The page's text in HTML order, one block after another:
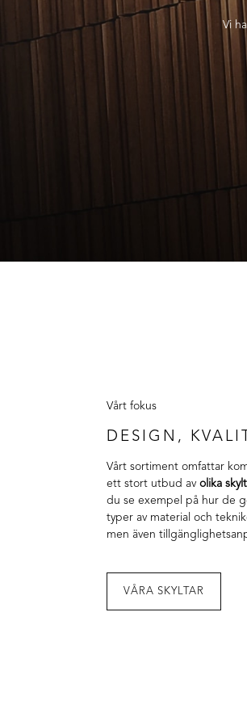
Vi
Vårt fokus
DESIGN,
Vårt sortiment omfattar
ett stort utbud av olika
du se exempel på hur de
typer av material och
men även
VÅRA SKYLTAR